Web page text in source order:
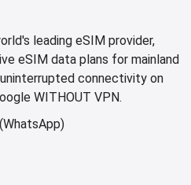
leading eSIM provider,
eSIM data plans for mainland
uninterrupted connectivity on
WITHOUT VPN.
(WhatsApp)